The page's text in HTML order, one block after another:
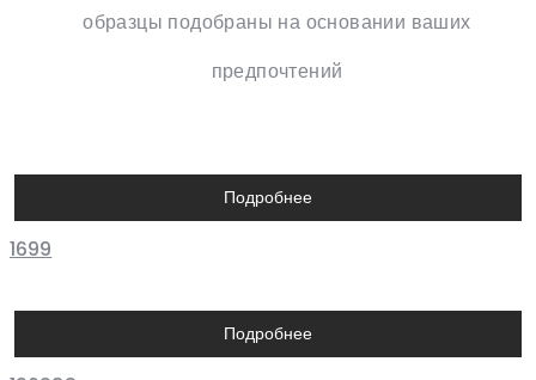
образцы подобраны на основании ваших
предпочтений
Подробнее
1699
Подробнее